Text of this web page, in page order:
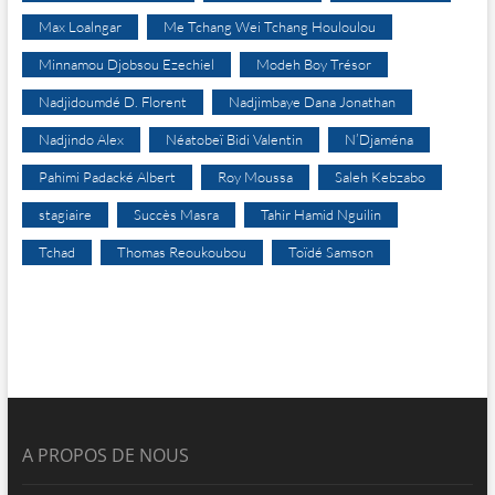
Max Loalngar Me Tchang Wei Tchang Houloulou
Minnamou Djobsou Ezechiel Modeh Boy Trésor
Nadjidoumdé D. Florent Nadjimbaye Dana Jonathan
Nadjindo Alex Néatobeï Bidi Valentin N’Djaména
Pahimi Padacké Albert Roy Moussa Saleh Kebzabo
stagiaire Succès Masra Tahir Hamid Nguilin
Tchad Thomas Reoukoubou Toïdé Samson
A PROPOS DE NOUS